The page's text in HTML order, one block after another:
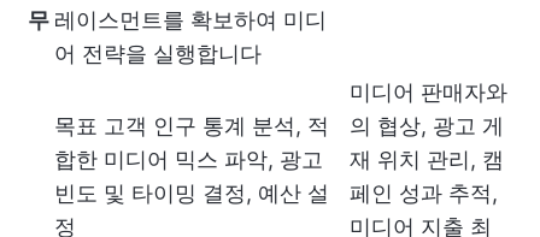
무 레이스먼트를 확보하여 미디
어 전략을 실행합니다
목표 고객 인구 통계 분석, 적
합한 미디어 믹스 파악, 광고
빈도 및 타이밍 결정, 예산 설
정
미디어 판매자와
의 협상, 광고 게
재 위치 관리, 캠
페인 성과 추적,
미디어 지출 최